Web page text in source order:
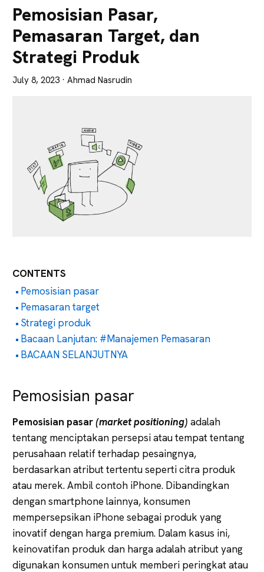
Tajam
Pemosisian Pasar,
Pemasaran Target, dan
Strategi Produk
July 8, 2023 · Ahmad Nasrudin
CONTENTS
Pemosisian pasar
Pemasaran target
Strategi produk
Bacaan Lanjutan: #Manajemen Pemasaran
BACAAN SELANJUTNYA
Pemosisian pasar
Pemosisian pasar(market positioning) adalah
tentang menciptakan persepsi atau tempat tentang
perusahaan relatif terhadap pesaingnya,
berdasarkan atribut tertentu seperti citra produk
atau merek. Ambil contoh iPhone. Dibandingkan
dengan smartphone lainnya, konsumen
mempersepsikan iPhone sebagai produk yang
inovatif dengan harga premium. Dalam kasus ini,
keinovatifan produk dan harga adalah atribut yang
digunakan konsumen untuk memberi peringkat atau